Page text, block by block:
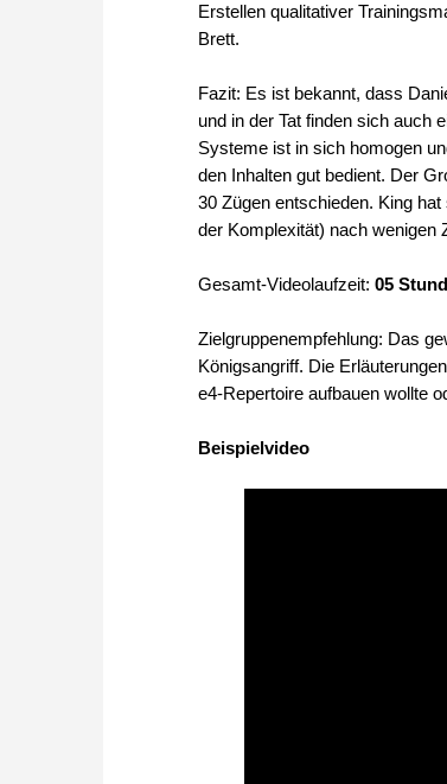
Erstellen qualitativer
Brett.
Fazit: Es ist bekannt, dass
und in der Tat finden sich auch
Systeme ist in sich homogen
den Inhalten gut bedient. Der
30 Zügen entschieden. King
der Komplexität) nach wenigen
Gesamt-Videolaufzeit: 05
Zielgruppenempfehlung: Das
Königsangriff. Die
e4-Repertoire aufbauen wollte
Beispielvideo